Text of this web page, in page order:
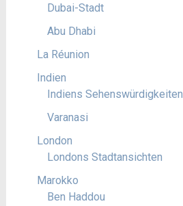
Dubai-Stadt
Abu Dhabi
La Réunion
Indien
Indiens Sehenswürdigkeiten
Varanasi
London
Londons Stadtansichten
Marokko
Ben Haddou